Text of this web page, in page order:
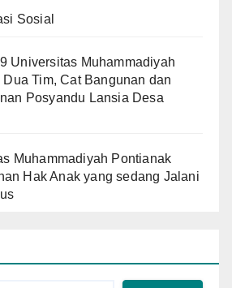
Sosial
Universitas Muhammadiyah
Tim, Cat Bangunan dan
Posyandu Lansia Desa
Muhammadiyah Pontianak
Hak Anak yang sedang Jalani